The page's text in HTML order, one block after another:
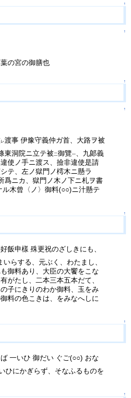
↑
↑
葉の宮の御膳也
↑
↑
レ渡事 伊豫守義仲ガ首、大路ヲ被
東洞院ニ立テ被二御覽一
、九郞義
使ノ手ニ渡ス、撿非違使是請
テ、左ノ獄門ノ樗木ニ懸ラ
爲ニカ、獄門ノ木ノ下ニ札ヲ書
木曾〈ノ〉御料(○○)ニ汁懸テ
↑
飯申樣 殊更祝のざしきにも、
らする、元ぶく、わたまし、
御料あり、大臣の大饗をこな
がたし、二本三本五本だて、
子にきりのわか御料、玉をみ
料の色こきは、をみなへしに
↑
一いひ 御だい ぐご(○○) おな
ひにかぎらず、そなふるものを
↑